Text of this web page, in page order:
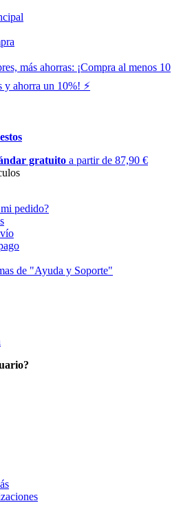
más ahorras: ¡Compra al menos 10
y ahorra un 10%! ⚡️
gratuito a partir de 87,90 €
pedido?
de "Ayuda y Soporte"